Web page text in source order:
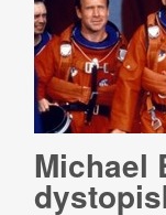
Michael